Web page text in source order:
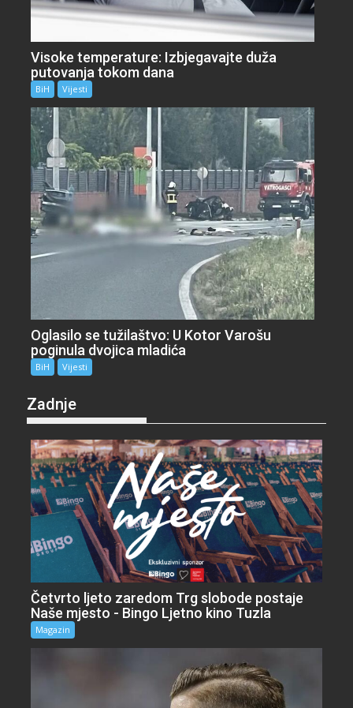
Visoke temperature: Izbjegavajte duža
putovanja tokom dana
BiH Vijesti
Oglasilo se tužilaštvo: U Kotor Varošu
poginula dvojica mladića
BiH Vijesti
Zadnje
Četvrto ljeto zaredom Trg slobode postaje
Naše mjesto - Bingo Ljetno kino Tuzla
Magazin